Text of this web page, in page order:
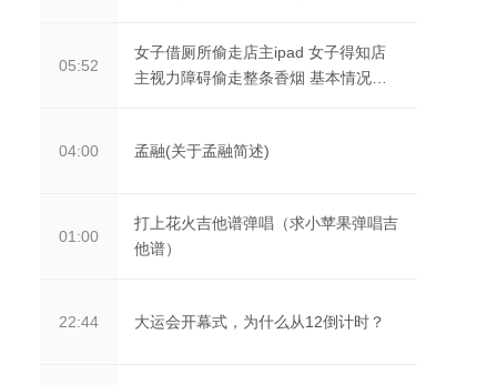
05:52
女子借厕所偷走店主ipad 女子得知店
主视力障碍偷走整条香烟 基本情况讲
04:00 孟融(关于孟融简述)
01:00
打上花火吉他谱弹唱（求小苹果弹唱吉
他谱）
22:44 大运会开幕式，为什么从12倒计时？